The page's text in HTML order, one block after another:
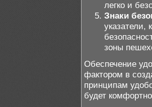
легко и
Знаки
указатели,
зоны
Обеспечение
фактором в
принципам
будет